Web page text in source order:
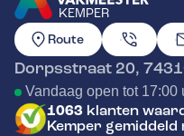
KEMPER
GA NAAR DE
Route
Dorpsstraat 20,
Vandaag open tot 17:00
1063 klanten
Kemper gemiddeld